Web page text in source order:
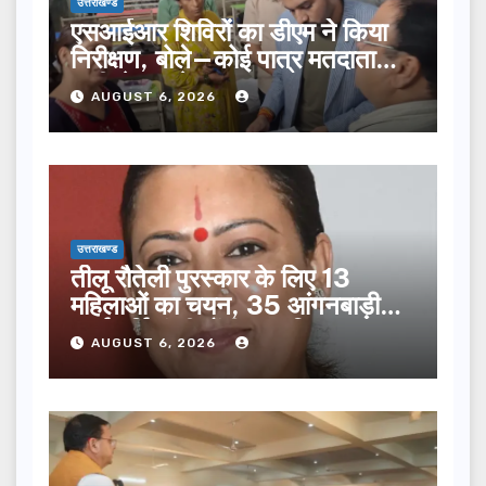
उत्तराखण्ड
एसआईआर शिविरों का डीएम ने किया
निरीक्षण, बोले—कोई पात्र मतदाता
सूची से न छूटे…
AUGUST 6, 2026
उत्तराखण्ड
तीलू रौतेली पुरस्कार के लिए 13
महिलाओं का चयन, 35 आंगनबाड़ी
कार्यकर्तियां भी होंगी सम्मानित…
AUGUST 6, 2026